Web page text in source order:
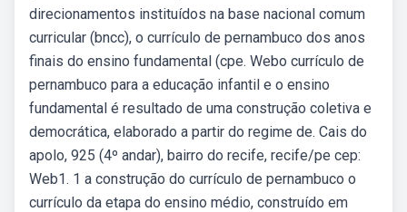
direcionamentos instituídos na base nacional comum
curricular (bncc), o currículo de pernambuco dos anos
finais do ensino fundamental (cpe. Webo currículo de
pernambuco para a educação infantil e o ensino
fundamental é resultado de uma construção coletiva e
democrática, elaborado a partir do regime de. Cais do
apolo, 925 (4º andar), bairro do recife, recife/pe cep:
Web1. 1 a construção do currículo de pernambuco o
currículo da etapa do ensino médio, construído em